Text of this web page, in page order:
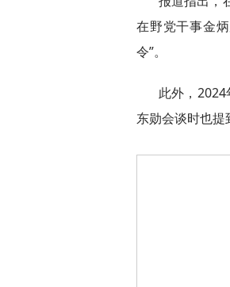
在野党干事金
令”。
此外，
东勋会谈时也提